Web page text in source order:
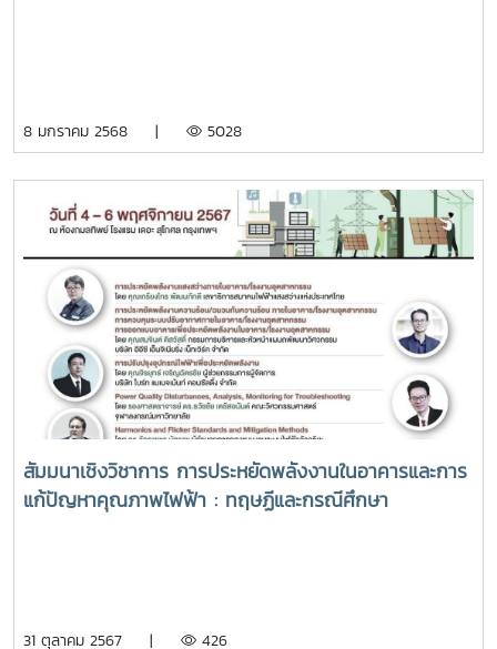
8 มกราคม 2568 | 5028
สัมมนาเชิงวิชาการ การประหยัดพลังงานในอาคารและการ
แก้ปัญหาคุณภาพไฟฟ้า : ทฤษฏีและกรณีศึกษา
31 ตุลาคม 2567 | 426